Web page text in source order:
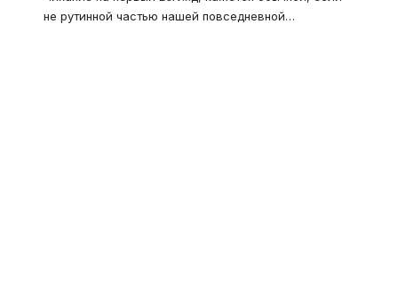
не рутинной частью нашей повседневной…